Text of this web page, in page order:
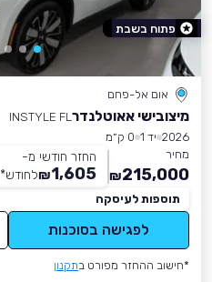
אום אל-פחם
מיצובישי אאוטלנדר INSTYLE FL
2026 יד 1
0 ק״מ
מחיר
215,000
₪
החזר חודשי מ-
1,605
₪לחודש*
תוספות לעיסקה
לפגישה בסוכנות
*חישוב ההחזר מפורט בתקנון
פתוח בשבת